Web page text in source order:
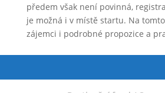
předem však není povinná,
je možná i v místě startu. Na
zájemci i podrobné propozice a